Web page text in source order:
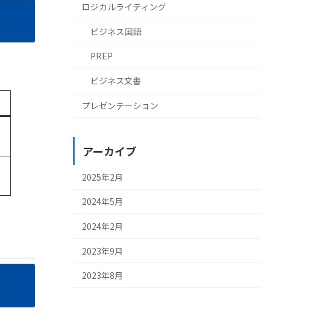
ロジカルライティング
ビジネス国語
PREP
ビジネス文書
プレゼンテーション
アーカイブ
2025年2月
2024年5月
2024年2月
2023年9月
2023年8月